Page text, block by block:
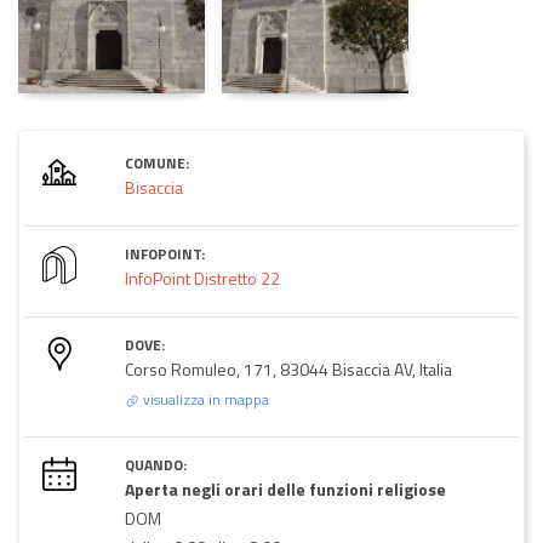
COMUNE:
Bisaccia
INFOPOINT:
InfoPoint Distretto 22
DOVE:
Corso Romuleo, 171, 83044 Bisaccia AV, Italia
visualizza in mappa
QUANDO:
Aperta negli orari delle funzioni religiose
DOM